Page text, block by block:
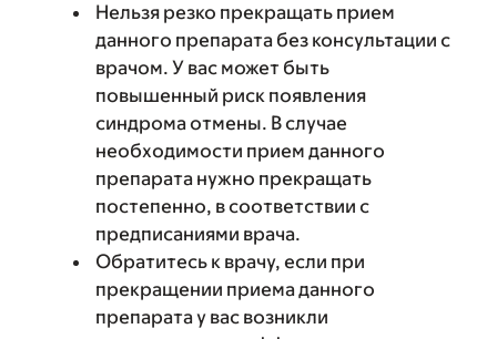
Нельзя резко прекращать прием
данного препарата без консультации с
врачом. У вас может быть
повышенный риск появления
синдрома отмены. В случае
необходимости прием данного
препарата нужно прекращать
постепенно, в соответствии с
предписаниями врача.
Обратитесь к врачу, если при
прекращении приема данного
препарата у вас возникли